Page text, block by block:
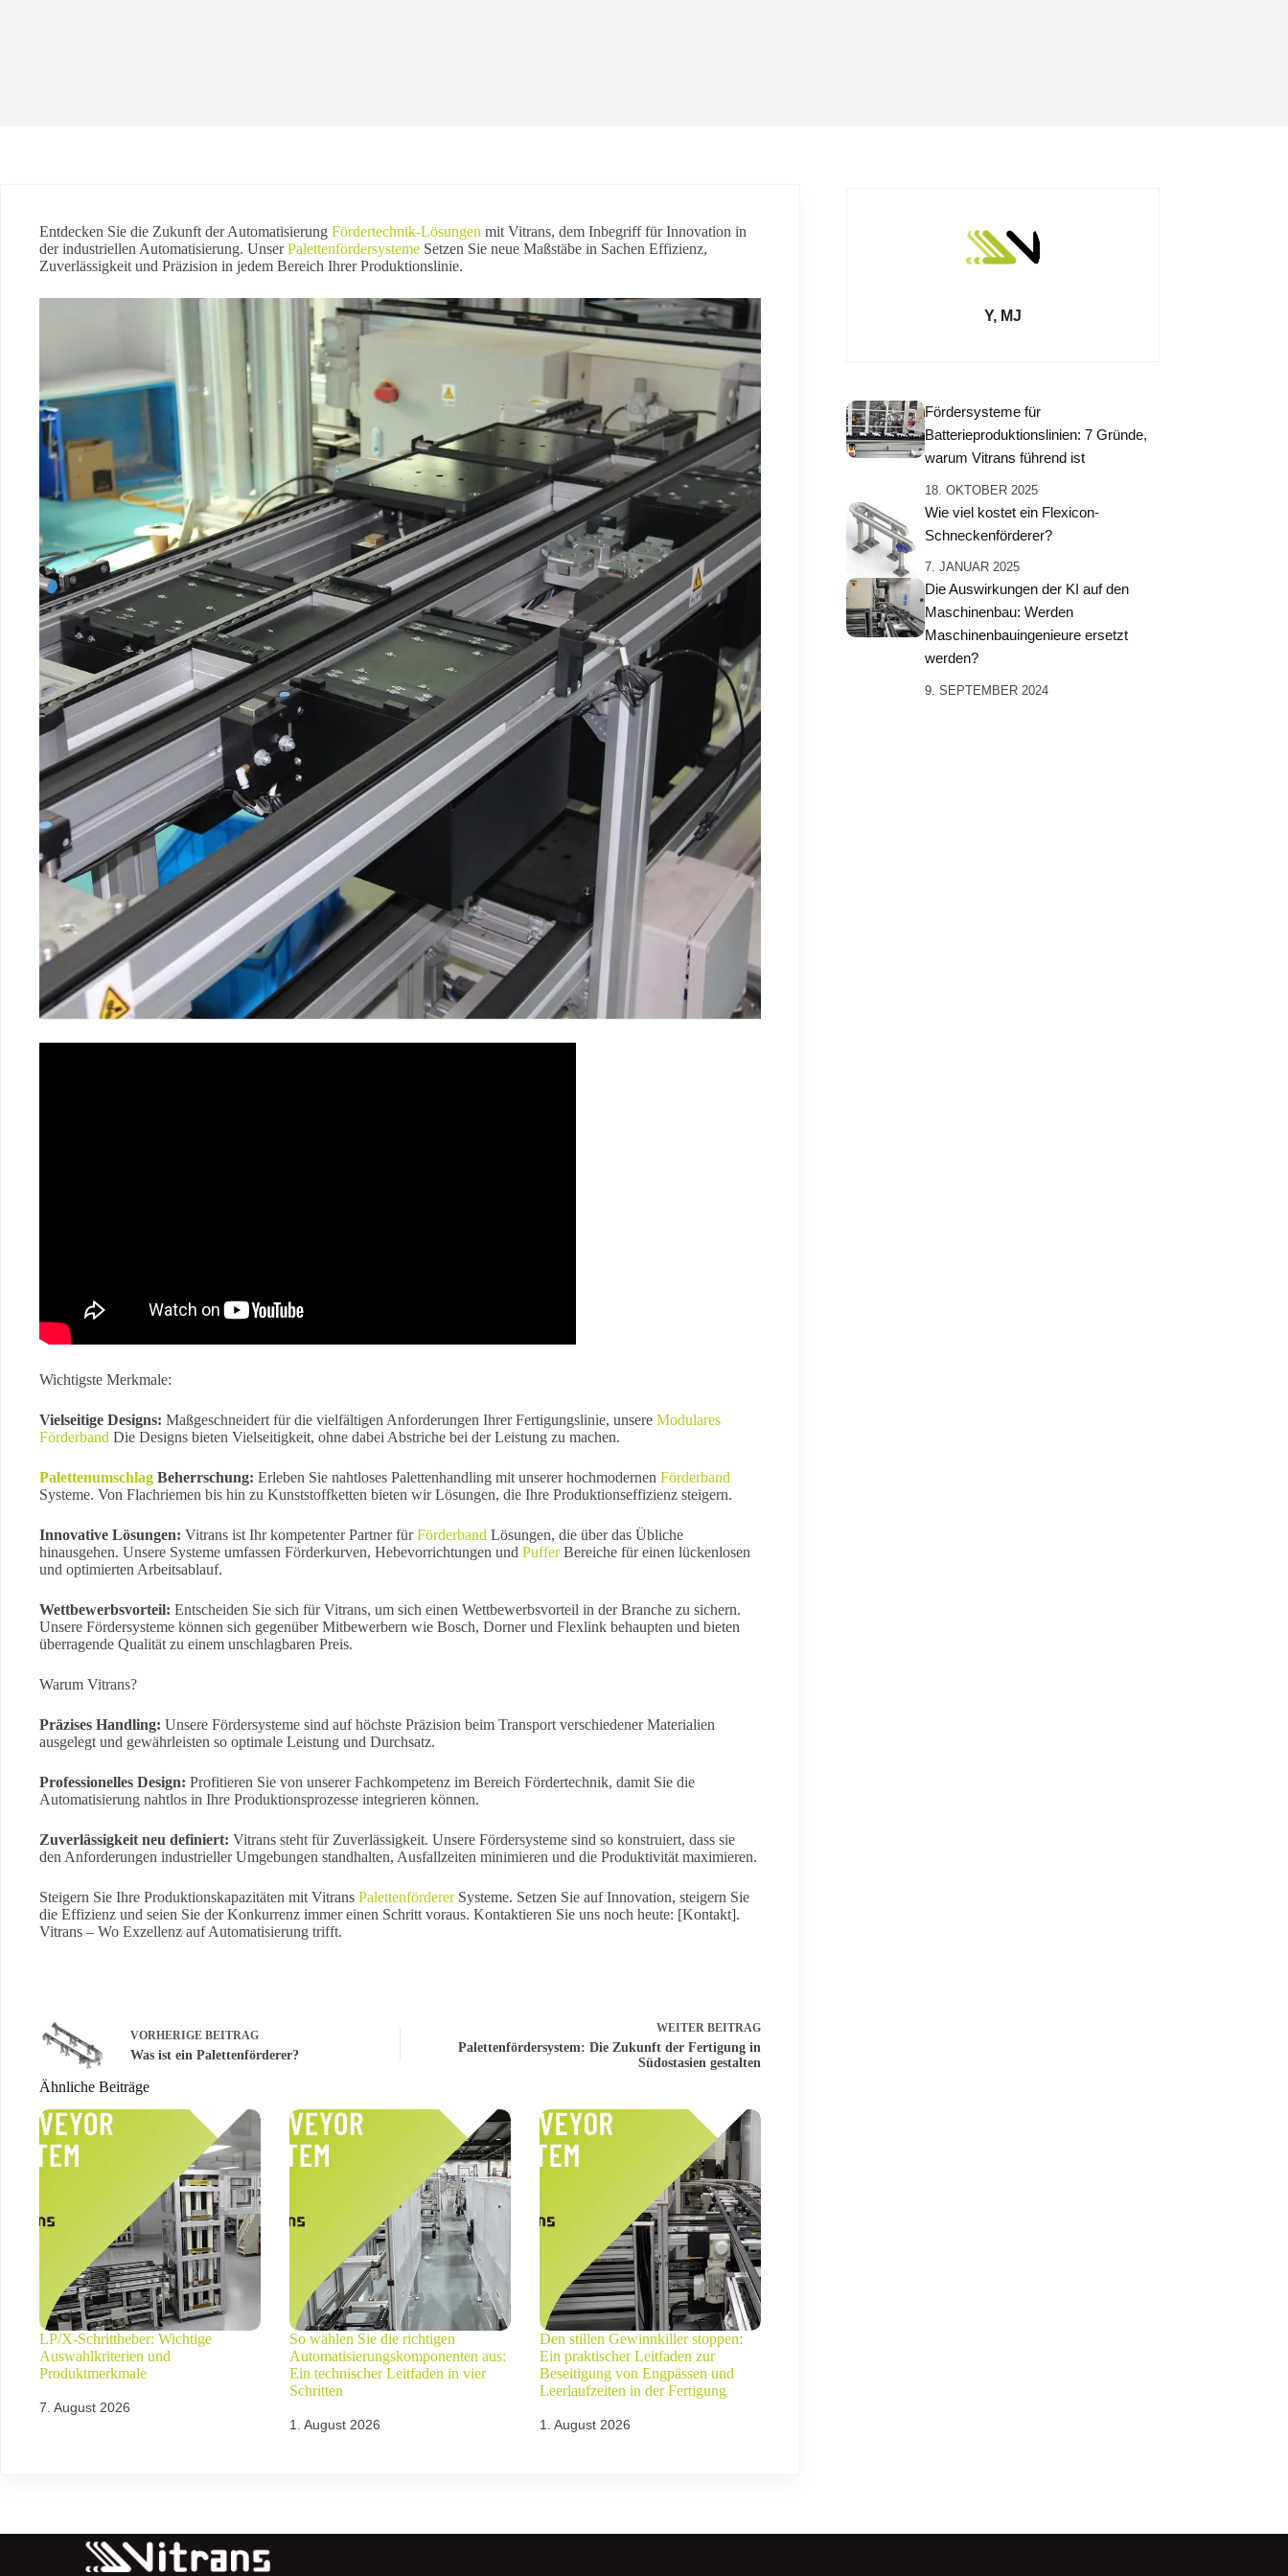
Entdecken Sie die Zukunft der Automatisierung Fördertechnik-Lösungen mit Vitrans, dem Inbegriff für Innovation in
der industriellen Automatisierung. UnserPalettenfördersysteme Setzen Sie neue Maßstäbe in Sachen Effizienz,
Zuverlässigkeit und Präzision in jedem Bereich Ihrer Produktionslinie.
Wichtigste Merkmale:
Vielseitige Designs: Maßgeschneidert für die vielfältigen Anforderungen Ihrer Fertigungslinie, unsere Modulares
Förderband Die Designs bieten Vielseitigkeit, ohne dabei Abstriche bei der Leistung zu machen.
Palettenumschlag Beherrschung: Erleben Sie nahtloses Palettenhandling mit unserer hochmodernen Förderband
Systeme. Von Flachriemen bis hin zu Kunststoffketten bieten wir Lösungen, die Ihre Produktionseffizienz steigern.
Innovative Lösungen: Vitrans ist Ihr kompetenter Partner fürFörderband Lösungen, die über das Übliche
hinausgehen. Unsere Systeme umfassen Förderkurven, Hebevorrichtungen und PufferBereiche für einen lückenlosen
und optimierten Arbeitsablauf.
Wettbewerbsvorteil: Entscheiden Sie sich für Vitrans, um sich einen Wettbewerbsvorteil in der Branche zu sichern.
Unsere Fördersysteme können sich gegenüber Mitbewerbern wie Bosch, Dorner und Flexlink behaupten und bieten
überragende Qualität zu einem unschlagbaren Preis.
Warum Vitrans?
Präzises Handling: Unsere Fördersysteme sind auf höchste Präzision beim Transport verschiedener Materialien
ausgelegt und gewährleisten so optimale Leistung und Durchsatz.
Professionelles Design: Profitieren Sie von unserer Fachkompetenz im Bereich Fördertechnik, damit Sie die
Automatisierung nahtlos in Ihre Produktionsprozesse integrieren können.
Zuverlässigkeit neu definiert: Vitrans steht für Zuverlässigkeit. Unsere Fördersysteme sind so konstruiert, dass sie
den Anforderungen industrieller Umgebungen standhalten, Ausfallzeiten minimieren und die Produktivität maximieren.
Steigern Sie Ihre Produktionskapazitäten mit Vitrans PalettenfördererSysteme. Setzen Sie auf Innovation, steigern Sie
die Effizienz und seien Sie der Konkurrenz immer einen Schritt voraus. Kontaktieren Sie uns noch heute: [Kontakt].
Vitrans – Wo Exzellenz auf Automatisierung trifft.
VORHERIGE BEITRAG
Was ist ein Palettenförderer?
WEITER BEITRAG
Palettenfördersystem: Die Zukunft der Fertigung in
Südostasien gestalten
Ähnliche Beiträge
LP/X-Schrittheber: Wichtige
Auswahlkriterien und
Produktmerkmale
7. August 2026
So wählen Sie die richtigen
Automatisierungskomponenten aus:
Ein technischer Leitfaden in vier
Schritten
1. August 2026
Den stillen Gewinnkiller stoppen:
Ein praktischer Leitfaden zur
Beseitigung von Engpässen und
Leerlaufzeiten in der Fertigung
1. August 2026
Y, MJ
Fördersysteme für
Batterieproduktionslinien: 7 Gründe,
warum Vitrans führend ist
18. OKTOBER 2025
Wie viel kostet ein Flexicon-
Schneckenförderer?
7. JANUAR 2025
Die Auswirkungen der KI auf den
Maschinenbau: Werden
Maschinenbauingenieure ersetzt
werden?
9. SEPTEMBER 2024